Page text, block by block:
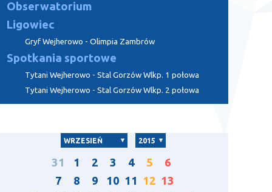
Obserwatorium
Ligowiec
Gryf Wejherowo - Olimpia Zambrów
Spotkania sportowe
Tytani Wejherowo - Stal Gorzów Wlkp. 1 połowa
Tytani Wejherowo - Stal Gorzów Wlkp. 2 połowa
WRZESIEŃ 2015
31 1 2 3 4 5
6
7
8 9 10 11 12 13